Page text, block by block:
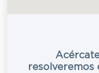
resolveremos